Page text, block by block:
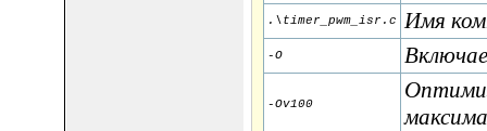
.\timer_pwm_isr.c Имя
-O
-Ov100